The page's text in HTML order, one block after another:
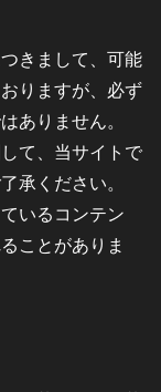
きまして、可能
りますが、必ず
ありません。
て、当サイトで
承ください。
いるコンテン
ことがありま